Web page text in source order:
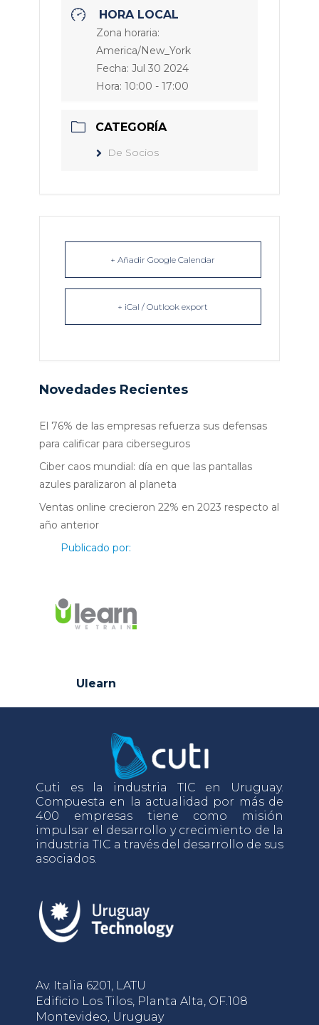
HORA LOCAL
Zona horaria:
America/New_York
Fecha: Jul 30 2024
Hora: 10:00 - 17:00
CATEGORÍA
De Socios
+ Añadir Google Calendar
+ iCal / Outlook export
Novedades Recientes
El 76% de las empresas refuerza sus defensas
para calificar para ciberseguros
Ciber caos mundial: día en que las pantallas
azules paralizaron al planeta
Ventas online crecieron 22% en 2023 respecto al
año anterior
Publicado por:
Ulearn
Cuti es la industria TIC en Uruguay.
Compuesta en la actualidad por más de
400 empresas tiene como misión
impulsar el desarrollo y crecimiento de la
industria TIC a través del desarrollo de sus
asociados.
Av. Italia 6201, LATU
Edificio Los Tilos, Planta Alta, OF.108
Montevideo, Uruguay